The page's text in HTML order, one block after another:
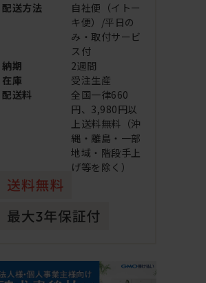
配送方法
自社便（イトー
キ便）/平日の
み・取付サービ
ス付
納期
2週間
在庫
受注生産
配送料
全国一律660
円、3,980円以
上送料無料（沖
縄・離島・一部
地域・階段手上
げ等を除く）